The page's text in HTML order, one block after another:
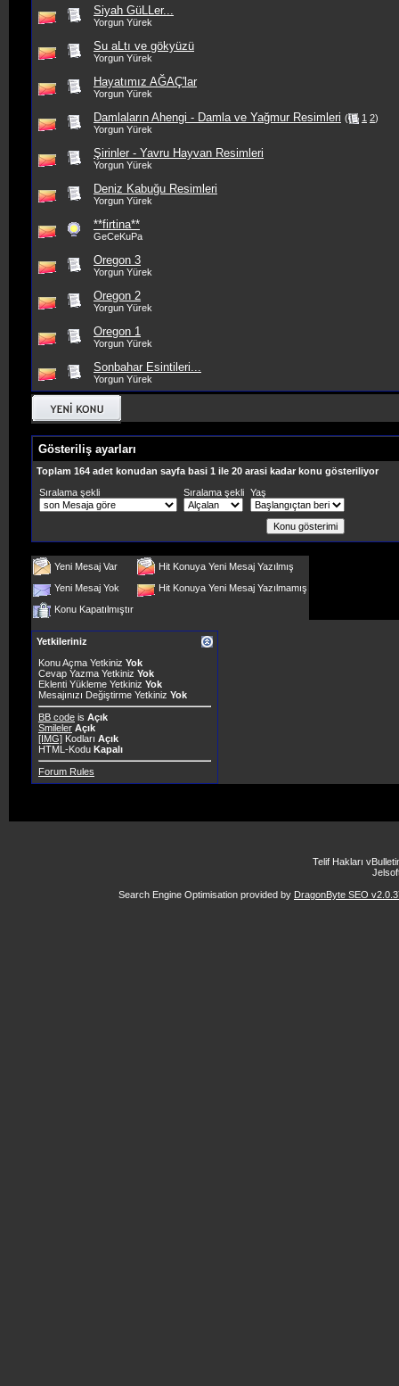
Siyah GüLLer...
Yorgun Yürek
Su aLtı ve gökyüzü
Yorgun Yürek
Hayatımız AĞAÇ'lar
Yorgun Yürek
Damlaların Ahengi - Damla ve Yağmur Resimleri ( 1 2)
Yorgun Yürek
Şirinler - Yavru Hayvan Resimleri
Yorgun Yürek
Deniz Kabuğu Resimleri
Yorgun Yürek
**firtina**
GeCeKuPa
Oregon 3
Yorgun Yürek
Oregon 2
Yorgun Yürek
Oregon 1
Yorgun Yürek
Sonbahar Esintileri...
Yorgun Yürek
Gösteriliş ayarları
Toplam 164 adet konudan sayfa basi 1 ile 20 arasi kadar konu gösteriliyor
Sıralama şekli
Sıralama şekli Yaş
Yeni Mesaj Var
Hit Konuya Yeni Mesaj Yazılmış
Yeni Mesaj Yok
Hit Konuya Yeni Mesaj Yazılmamış
Konu Kapatılmıştır
Yetkileriniz
Konu Açma Yetkiniz Yok
Cevap Yazma Yetkiniz Yok
Eklenti Yükleme Yetkiniz Yok
Mesajınızı Değiştirme Yetkiniz Yok
BB code is Açık
Smileler Açık
[IMG] Kodları Açık
HTML-Kodu Kapalı
Forum Rules
Telif Hakları
Search Engine Optimisation provided by DragonByte SEO